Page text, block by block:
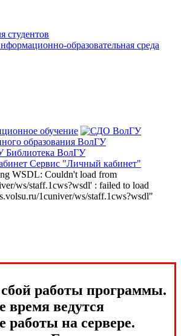
студентов
образовательная среда
обучение
образования ВолГУ
Библиотека ВолГУ
Сервис "Личный кабинет"
WSDL: Couldn't load from
ws/staff.1cws?wsdl' : failed to load
1cuniver/ws/staff.1cws?wsdl"
работы программы.
время ведутся
работы на сервере.